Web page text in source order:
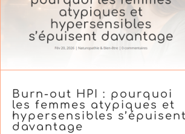
Burn-out HPI : pourquoi
les femmes atypiques et
hypersensibles
davantage